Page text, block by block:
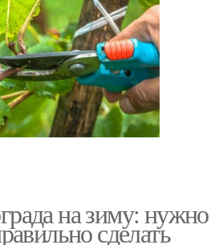
на зиму: нужно
сделать